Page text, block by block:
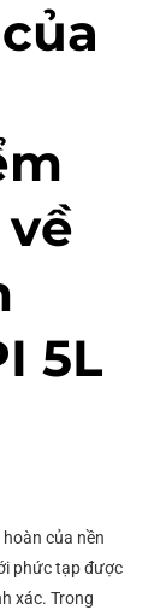
5L
của nền
phức tạp được
xác. Trong